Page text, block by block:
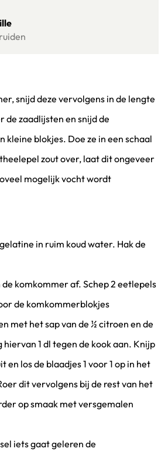
snijd deze vervolgens in de lengte
de zaadlijsten en snijd de
kleine blokjes. Doe ze in een schaal
zout over, laat dit ongeveer
mogelijk vocht wordt
aan te vinken
in ruim koud water. Hak de
aan te vinken
komkommer af. Schep 2 eetlepels
de komkommerblokjes
aan te vinken
met het sap van de ½ citroen en de
1 dl tegen de kook aan. Knijp
en los de blaadjes 1 voor 1 op in het
dit vervolgens bij de rest van het
op smaak met versgemalen
aan te vinken
iets gaat geleren de